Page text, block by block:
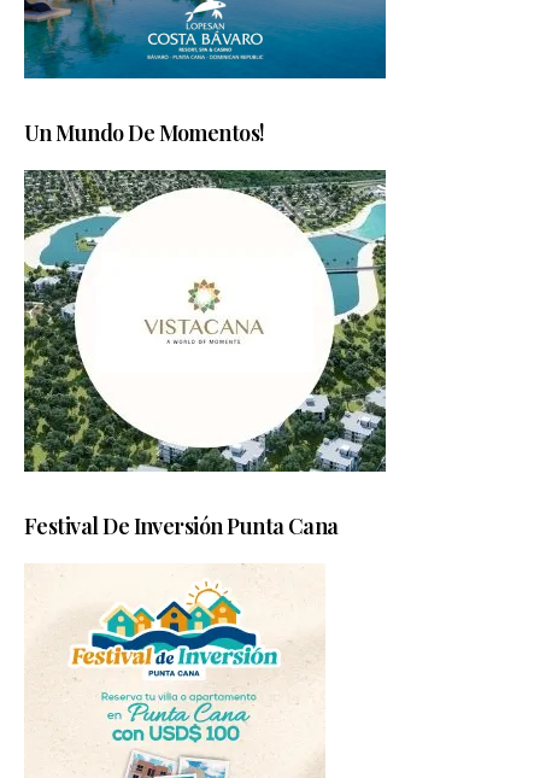
Un Mundo De Momentos!
Festival De Inversión Punta Cana